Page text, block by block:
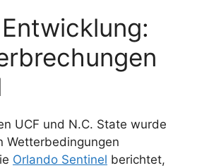
UCF und N.C. State wurde
Wetterbedingungen
Orlando Sentinel berichtet,